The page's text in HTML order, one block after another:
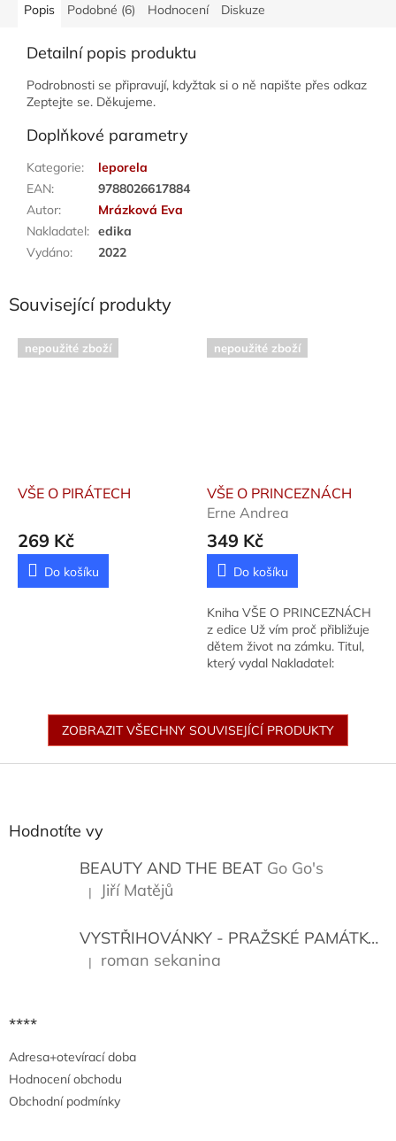
Popis Podobné (6) Hodnocení Diskuze
Detailní popis produktu
Podrobnosti se připravují, kdyžtak si o ně napište přes odkaz
Zeptejte se. Děkujeme.
Doplňkové parametry
Kategorie:
leporela
EAN:
9788026617884
Autor:
Mrázková Eva
Nakladatel: edika
Vydáno: 2022
Související produkty
nepoužité zboží
VŠE O PIRÁTECH
269 Kč
Do košíku
nepoužité zboží
VŠE O PRINCEZNÁCH
Erne Andrea
349 Kč
Do košíku
Kniha VŠE O PRINCEZNÁCH
z edice Už vím proč přibližuje
dětem život na zámku. Titul,
který vydal Nakladatel:
ZOBRAZIT VŠECHNY SOUVISEJÍCÍ PRODUKTY
Hodnotíte vy
BEAUTY AND THE BEAT Go Go's
Hodnocení produktu je 5 z 5 hvězdiček.
| Jiří Matějů
VYSTŘIHOVÁNKY - PRAŽSKÉ PAMÁTKY
Hodnocení produktu je 5 z 5 hvězdiček.
| roman sekanina
****
Adresa+otevírací doba
Hodnocení obchodu
Obchodní podmínky